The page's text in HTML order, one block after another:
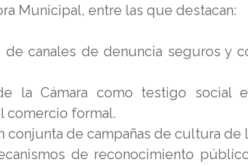
Municipal, entre las que destacan:
canales de denuncia seguros y
la Cámara como testigo social
comercio formal.
conjunta de campañas de cultura de
de reconocimiento